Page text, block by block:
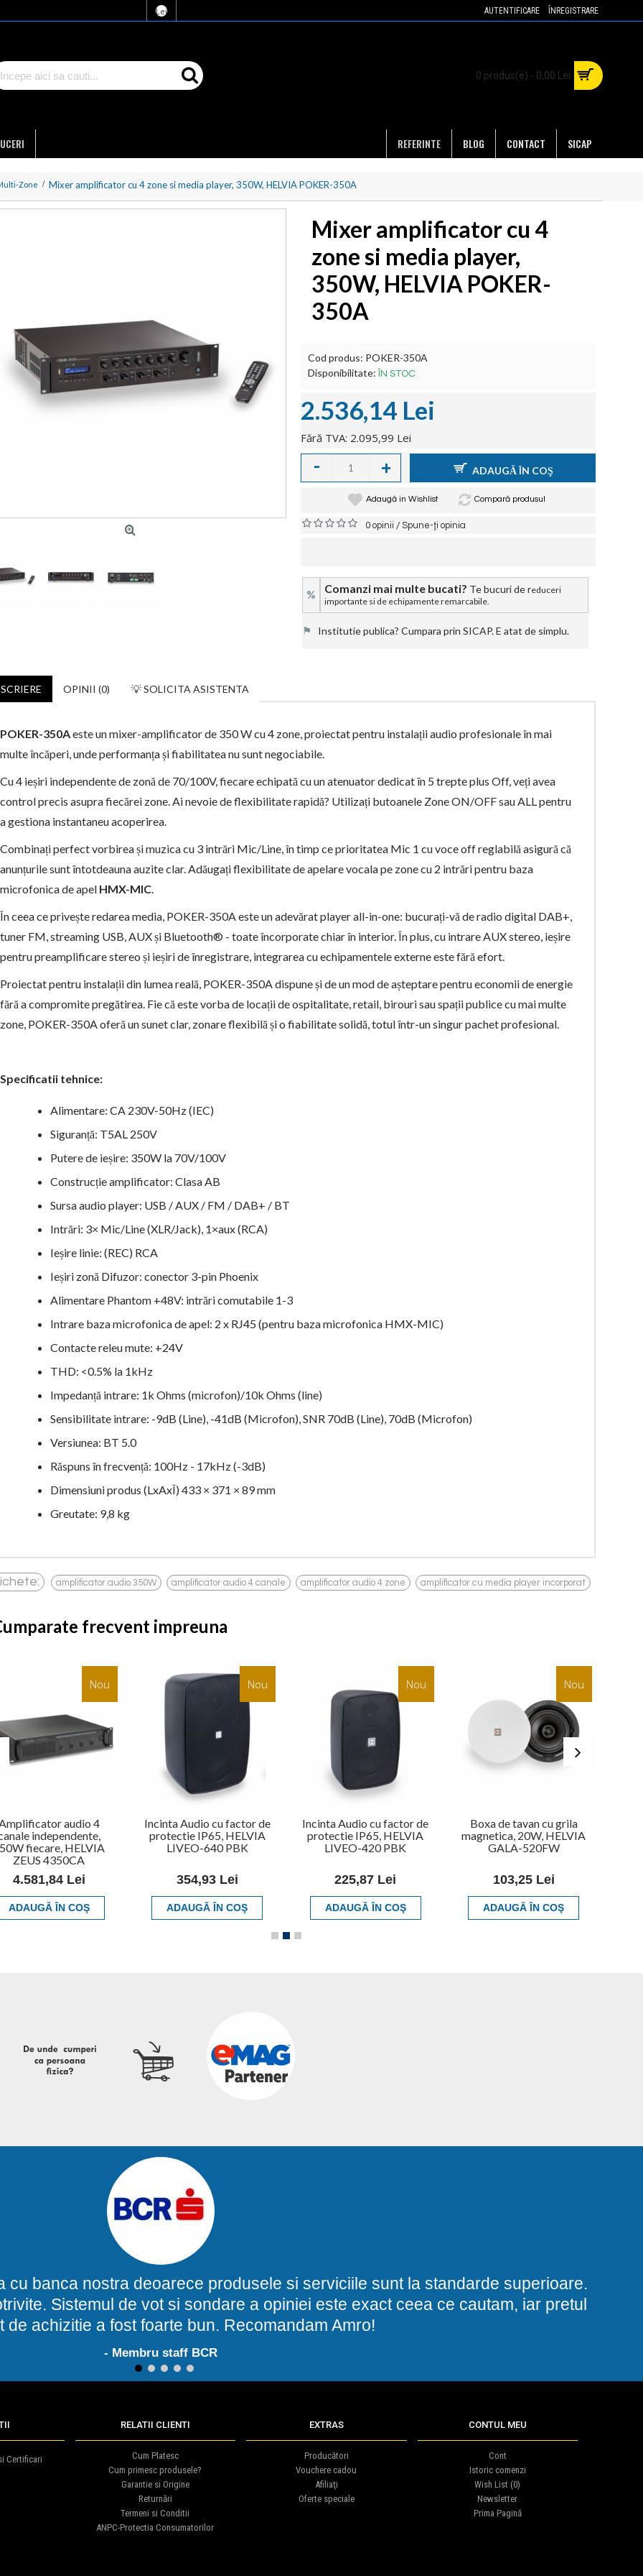
Lei AUTENTIFICARE ÎNREGISTRARE
0 produs(e) - 0,00 Lei
SICAP
CONTACT
BLOG
REFERINTE
Zone Mixer amplificator cu 4 zone si media player, 350W, HELVIA POKER-350A
Mixer amplificator cu 4
zone si media player,
350W, HELVIA POKER-
350A
Cod produs: POKER-350A
Disponibilitate: ÎN STOC
2.536,14 Lei
Fără TVA: 2.095,99 Lei
- + ADAUGĂ ÎN COŞ
Adaugă in Wishlist Compară produsul
0 opinii /Spune-ţi opinia
% Comanzi mai multe bucati? Te bucuri de reduceri
importante si de echipamente remarcabile.
⚑ Institutie publica? Cumpara prin SICAP. E atat de simplu.
OPINII (0) 💡 SOLICITA ASISTENTA
POKER-350Aeste un mixer-amplificator de 350 W cu 4 zone, proiectat pentru instalații audio profesionale în mai
multe încăperi, unde performanța și fiabilitatea nu sunt negociabile.
Cu 4 ieșiri independente de zonă de 70/100V, fiecare echipată cu un atenuator dedicat în 5 trepte plus Off, veți avea
control precis asupra fiecărei zone. Ai nevoie de flexibilitate rapidă? Utilizați butoanele Zone ON/OFF sau ALL pentru
a gestiona instantaneu acoperirea.
Combinați perfect vorbirea și muzica cu 3 intrări Mic/Line, în timp ce prioritatea Mic 1 cu voce off reglabilă asigură că
anunțurile sunt întotdeauna auzite clar. Adăugați flexibilitate de apelare vocala pe zone cu 2 intrări pentru baza
microfonica de apel HMX-MIC.
În ceea ce privește redarea media, POKER-350A este un adevărat player all-in-one: bucurați-vă de radio digital DAB+,
tuner FM, streaming USB, AUX și Bluetooth® - toate încorporate chiar în interior. În plus, cu intrare AUX stereo, ieșire
pentru preamplificare stereo și ieșiri de înregistrare, integrarea cu echipamentele externe este fără efort.
Proiectat pentru instalații din lumea reală, POKER-350A dispune și de un mod de așteptare pentru economii de energie
fără a compromite pregătirea. Fie că este vorba de locații de ospitalitate, retail, birouri sau spații publice cu mai multe
zone, POKER-350A oferă un sunet clar, zonare flexibilă și o fiabilitate solidă, totul într-un singur pachet profesional.
Specificatii tehnice:
Alimentare: CA 230V-50Hz (IEC)
Siguranță: T5AL 250V
Putere de ieșire: 350W la 70V/100V
Construcție amplificator: Clasa AB
Sursa audio player: USB / AUX / FM / DAB+ / BT
Intrări: 3× Mic/Line (XLR/Jack), 1×aux (RCA)
Ieșire linie: (REC) RCA
Ieșiri zonă Difuzor: conector 3-pin Phoenix
Alimentare Phantom +48V: intrări comutabile 1-3
Intrare baza microfonica de apel: 2 x RJ45 (pentru baza microfonica HMX-MIC)
Contacte releu mute: +24V
THD: <0.5% la 1kHz
Impedanță intrare: 1k Ohms (microfon)/10k Ohms (line)
Sensibilitate intrare: -9dB (Line), -41dB (Microfon), SNR 70dB (Line), 70dB (Microfon)
Versiunea: BT 5.0
Răspuns în frecvență: 100Hz - 17kHz (-3dB)
Dimensiuni produs (LxAxÎ) 433 × 371 × 89 mm
Greutate: 9,8 kg
amplificator audio 350W amplificator audio 4 canale amplificator audio 4 zone amplificator cu media player incorporat
frecvent impreuna
Nou
audio 4
independente,
fiecare, HELVIA
ZEUS 4350CA
4.581,84 Lei
ADAUGĂ ÎN COŞ
Nou
Incinta Audio cu factor de
protectie IP65, HELVIA
LIVEO-640 PBK
354,93 Lei
ADAUGĂ ÎN COŞ
Nou
Incinta Audio cu factor de
protectie IP65, HELVIA
LIVEO-420 PBK
225,87 Lei
ADAUGĂ ÎN COŞ
Nou
Boxa de tavan cu grila
magnetica, 20W, HELVIA
GALA-520FW
103,25 Lei
ADAUGĂ ÎN COŞ
cu banca nostra deoarece produsele si serviciile sunt la standarde superioare.
Sistemul de vot si sondare a opiniei este exact ceea ce cautam, iar pretul
de achizitie a fost foarte bun. Recomandam Amro!
- Membru staff BCR
1 2 3 4 5
Certificari
RELATII CLIENTI
Cum Platesc
Cum primesc produsele?
Garantie si Origine
Returnări
Termeni si Conditii
ANPC-Protectia Consumatorilor
EXTRAS
Producători
Vouchere cadou
Afiliaţi
Oferte speciale
CONTUL MEU
Cont
Istoric comenzi
Wish List (0)
Newsletter
Prima Pagină